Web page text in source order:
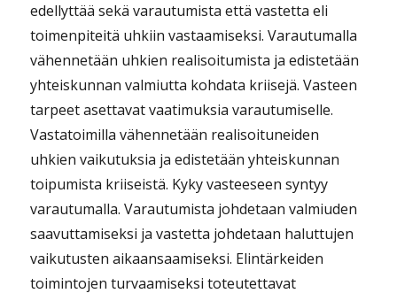
edellyttää sekä varautumista että vastetta eli
toimenpiteitä uhkiin vastaamiseksi. Varautumalla
vähennetään uhkien realisoitumista ja edistetään
yhteiskunnan valmiutta kohdata kriisejä. Vasteen
tarpeet asettavat vaatimuksia varautumiselle.
Vastatoimilla vähennetään realisoituneiden
uhkien vaikutuksia ja edistetään yhteiskunnan
toipumista kriiseistä. Kyky vasteeseen syntyy
varautumalla. Varautumista johdetaan valmiuden
saavuttamiseksi ja vastetta johdetaan haluttujen
vaikutusten aikaansaamiseksi. Elintärkeiden
toimintojen turvaamiseksi toteutettavat